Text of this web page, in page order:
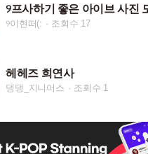
୨프사하기 좋은 아이브 사진
୨이현떠(: 조회수 17
헤헤즈 희연사
댕댕_지니어스 조회수 1